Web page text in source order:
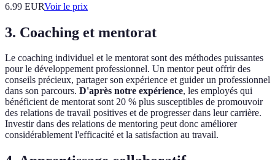
6.99 EURVoir le prix
3. Coaching et mentorat
Le coaching individuel et le mentorat sont des méthodes puissantes
pour le développement professionnel. Un mentor peut offrir des
conseils précieux, partager son expérience et guider un professionnel
dans son parcours. D'après notre expérience, les employés qui
bénéficient de mentorat sont 20 % plus susceptibles de promouvoir
des relations de travail positives et de progresser dans leur carrière.
Investir dans des relations de mentoring peut donc améliorer
considérablement l'efficacité et la satisfaction au travail.